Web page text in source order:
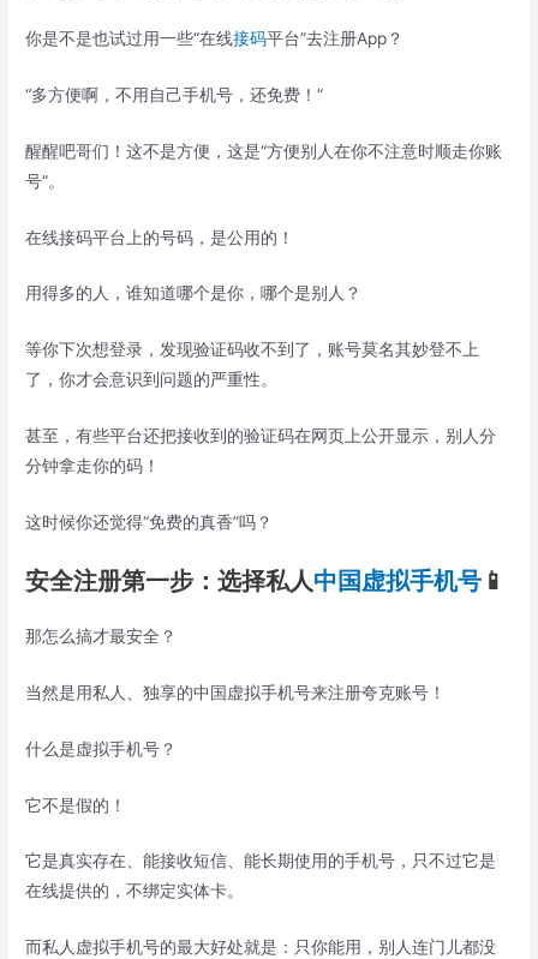
你是不是也试过用一些“在线接码平台”去注册App？
“多方便啊，不用自己手机号，还免费！”
醒醒吧哥们！这不是方便，这是“方便别人在你不注意时顺走你账
号”。
在线接码平台上的号码，是公用的！
用得多的人，谁知道哪个是你，哪个是别人？
等你下次想登录，发现验证码收不到了，账号莫名其妙登不上
了，你才会意识到问题的严重性。
甚至，有些平台还把接收到的验证码在网页上公开显示，别人分
分钟拿走你的码！
这时候你还觉得“免费的真香”吗？
安全注册第一步：选择私人中国虚拟手机号 📱
那怎么搞才最安全？
当然是用私人、独享的中国虚拟手机号来注册夸克账号！
什么是虚拟手机号？
它不是假的！
它是真实存在、能接收短信、能长期使用的手机号，只不过它是
在线提供的，不绑定实体卡。
而私人虚拟手机号的最大好处就是：只你能用，别人连门儿都没